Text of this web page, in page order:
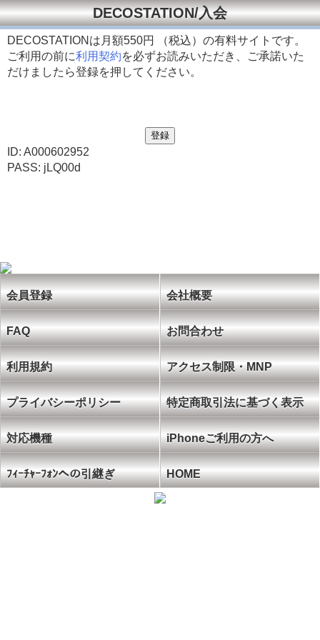
DECOSTATION/入会
DECOSTATIONは月額550円 （税込）の有料サイトです。
ご利用の前に利用契約を必ずお読みいただき、ご承諾いた
だけましたら登録を押してください。
ID: A000602952
PASS: jLQ00d
会員登録 会社概要
FAQ お問合わせ
利用規約 アクセス制限・MNP
プライバシーポリシー 特定商取引法に基づく表示
対応機種 iPhoneご利用の方へ
ﾌｨｰﾁｬｰﾌｫﾝへの引継ぎ HOME